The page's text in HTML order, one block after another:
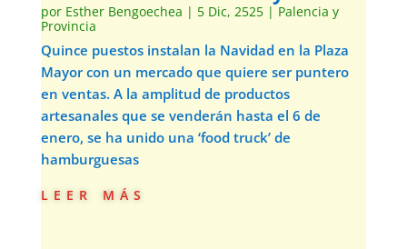
por Esther Bengoechea | 5 Dic, 2525| Palencia y
Provincia
Quince puestos instalan la Navidad en la Plaza
Mayor con un mercado que quiere ser puntero
en ventas. A la amplitud de productos
artesanales que se venderán hasta el 6 de
enero, se ha unido una ‘food truck’ de
hamburguesas
leer más